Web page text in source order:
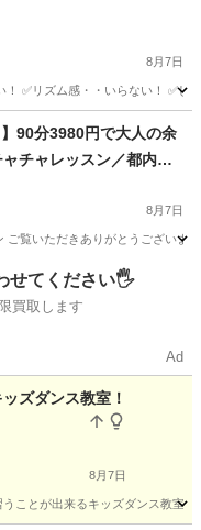
8月7日
✅リズム感・・いらない！ ✅
90分3980円で大人の余
チャレッスン／都内・
8月7日
覧いただきありがとうございま
せてください🖐️
買取します
Ad
ズダンス教室！
8月7日
ことが出来るキッズダンス教室